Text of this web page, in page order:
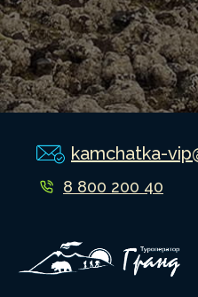
kamchatka-
8 800 200 40